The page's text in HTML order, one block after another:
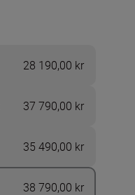
28 190,00 kr
37 790,00 kr
35 490,00 kr
38 790,00 kr